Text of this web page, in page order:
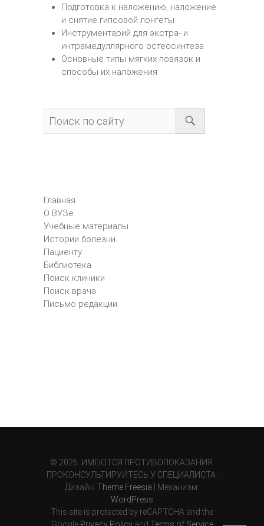
Подготовка к наложению, наложение
и снятие гипсовой лонгеты
Инструментарий для экстра- и
интрамедуллярного остеосинтеза
Основные типы мягких повязок и
способы их наложения
Главная
О ВУЗе
Учебные материалы
Истории болезни
Пациенту
Библиотека
Поиск клиники
Поиск врача
Письмо редакции
© 2026. ИМЕЮТСЯ ПРОТИВОПОКАЗАНИЯ.
ПРОКОНСУЛЬТИРУЙТЕСЬ У СПЕЦИАЛИСТА.
Дизайн: Theme Freesia | Механизм:
WordPress
This site is protected by reCAPTCHA and the